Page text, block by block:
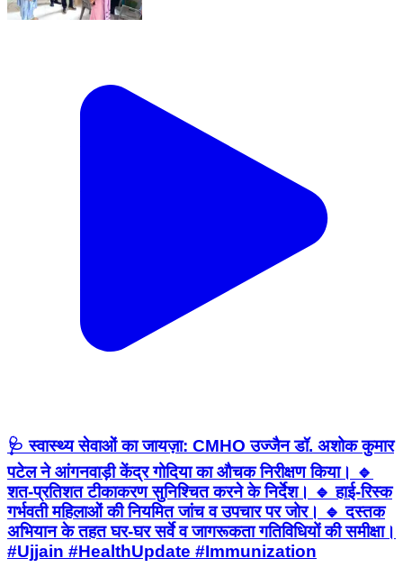
🩺 स्वास्थ्य सेवाओं का जायज़ा: CMHO उज्जैन डॉ. अशोक कुमार
पटेल ने आंगनवाड़ी केंद्र गोदिया का औचक निरीक्षण किया। 🔹
शत-प्रतिशत टीकाकरण सुनिश्चित करने के निर्देश। 🔹 हाई-रिस्क
गर्भवती महिलाओं की नियमित जांच व उपचार पर जोर। 🔹 दस्तक
अभियान के तहत घर-घर सर्वे व जागरूकता गतिविधियों की समीक्षा।
#Ujjain #HealthUpdate #Immunization